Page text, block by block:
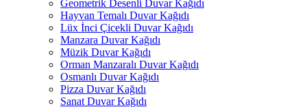
Geometrik Desenli Duvar Kağıdı
Hayvan Temalı Duvar Kağıdı
Lüx İnci Çicekli Duvar Kağıdı
Manzara Duvar Kağıdı
Müzik Duvar Kağıdı
Orman Manzaralı Duvar Kağıdı
Osmanlı Duvar Kağıdı
Pizza Duvar Kağıdı
Sanat Duvar Kağıdı